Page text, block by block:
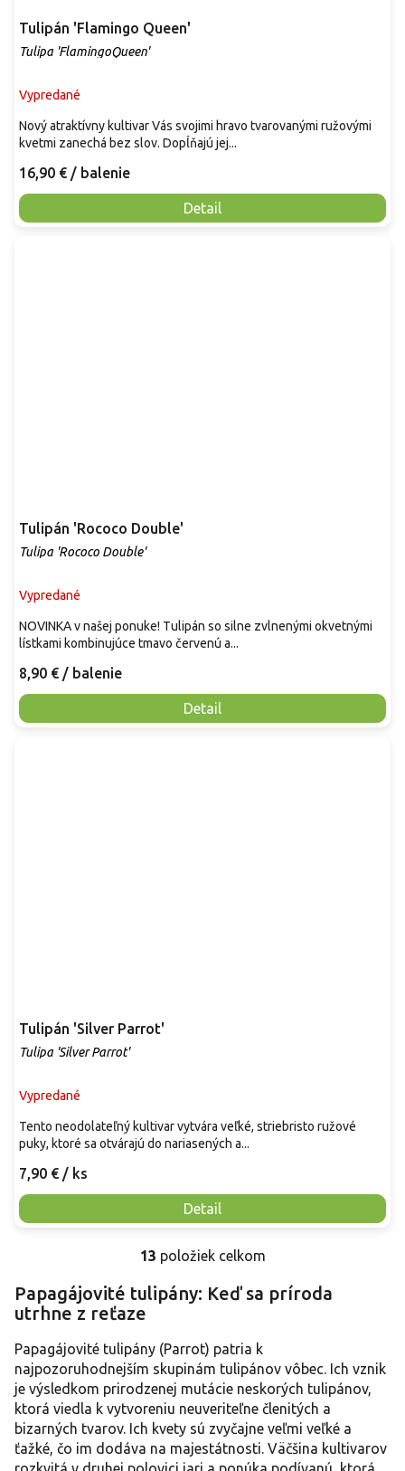
Tulipán 'Flamingo Queen'
Tulipa 'FlamingoQueen'
Vypredané
16,90 € / balenie
Detail
Nový atraktívny kultivar Vás svojimi hravo tvarovanými ružovými
kvetmi zanechá bez slov. Dopĺňajú jej...
Tulipán 'Rococo Double'
Tulipa 'Rococo Double'
Vypredané
8,90 € / balenie
Detail
NOVINKA v našej ponuke! Tulipán so silne zvlnenými okvetnými
lístkami kombinujúce tmavo červenú a...
Tulipán 'Silver Parrot'
Tulipa 'Silver Parrot'
Vypredané
7,90 € / ks
Detail
Tento neodolateľný kultivar vytvára veľké, striebristo ružové
puky, ktoré sa otvárajú do nariasených a...
O
l
a
c
i
e
p
r
v
13 položiek celkom
Papagájovité tulipány: Keď sa príroda
utrhne z reťaze
Papagájovité tulipány (Parrot) patria k
najpozoruhodnejším skupinám tulipánov vôbec. Ich vznik
je výsledkom prirodzenej mutácie neskorých tulipánov,
ktorá viedla k vytvoreniu neuveriteľne členitých a
bizarných tvarov. Ich kvety sú zvyčajne veľmi veľké a
ťažké, čo im dodáva na majestátnosti. Väčšina kultivarov